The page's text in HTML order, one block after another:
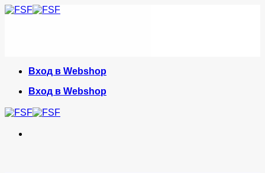
Skip
Вход в Webshop
Вход в Webshop